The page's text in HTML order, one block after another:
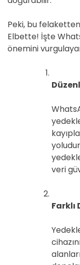
Peki, bu
Elbette! İşte
önemini
veri